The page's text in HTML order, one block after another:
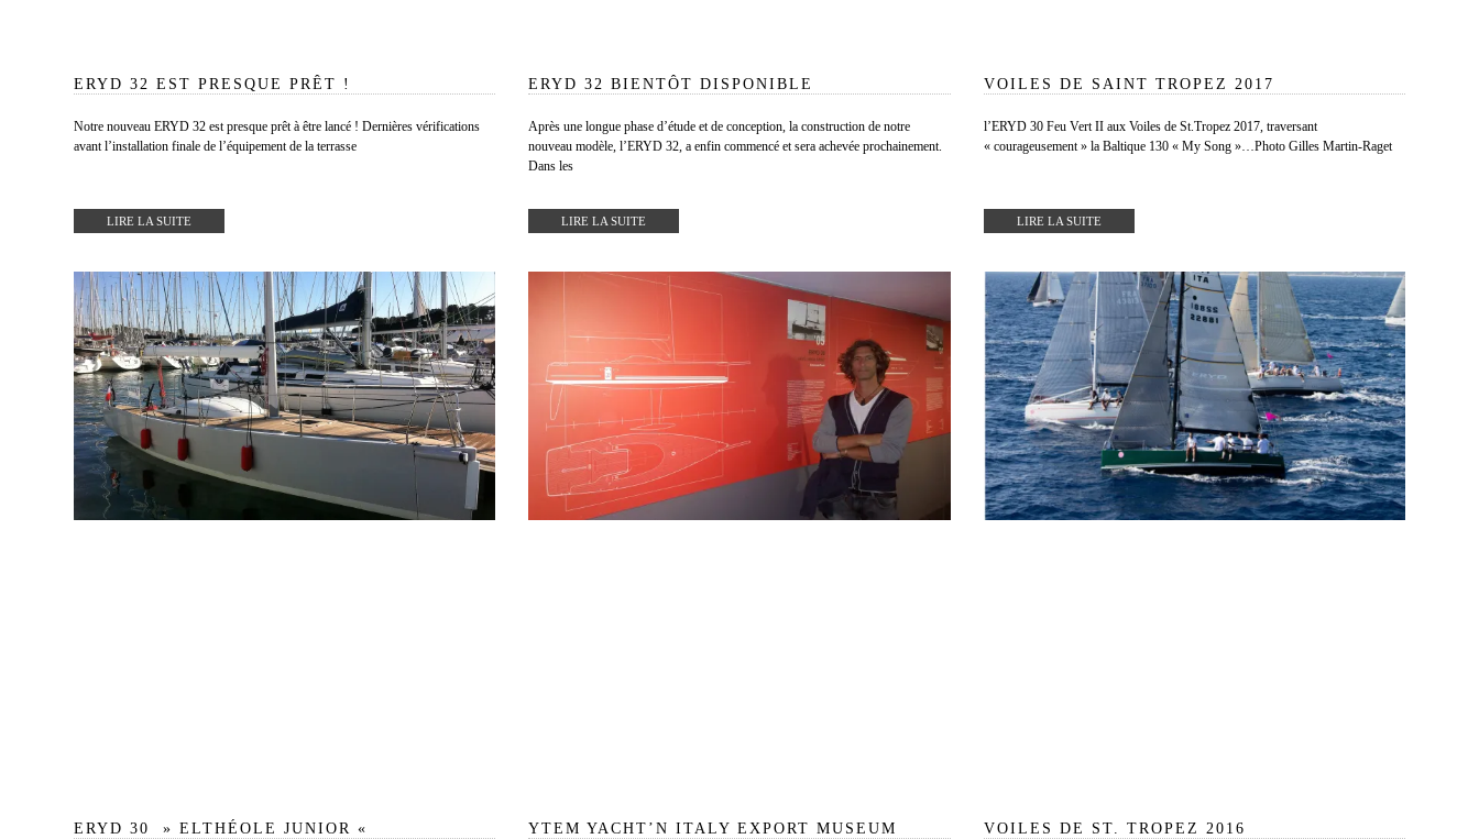
ERYD 32 EST PRESQUE PRÊT !
Notre nouveau ERYD 32 est presque prêt à être lancé ! Dernières vérifications
avant l’installation finale de l’équipement de la terrasse
LIRE LA SUITE
ERYD 32 BIENTÔT DISPONIBLE
Après une longue phase d’étude et de conception, la construction de notre
nouveau modèle, l’ERYD 32, a enfin commencé et sera achevée prochainement.
Dans les
LIRE LA SUITE
VOILES DE SAINT TROPEZ 2017
l’ERYD 30 Feu Vert II aux Voiles de St.Tropez 2017, traversant
« courageusement » la Baltique 130 « My Song »…Photo Gilles Martin-Raget
LIRE LA SUITE
ERYD 30 » ELTHÉOLE JUNIOR « YTEM YACHT’N ITALY EXPORT MUSEUM VOILES DE ST. TROPEZ 2016